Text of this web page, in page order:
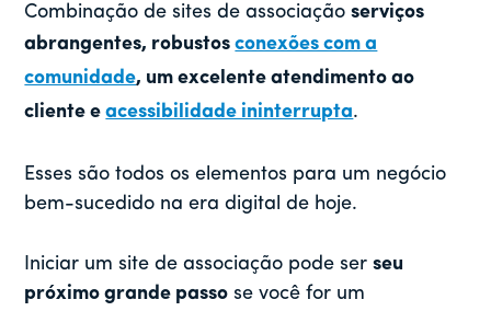
Combinação de sites de associaçãoserviços
abrangentes, robustosconexões com a
comunidade, um excelente atendimento ao
cliente eacessibilidade ininterrupta.
Esses são todos os elementos para um negócio
bem-sucedido na era digital de hoje.
Iniciar um site de associação pode serseu
próximo grande passo se você for um